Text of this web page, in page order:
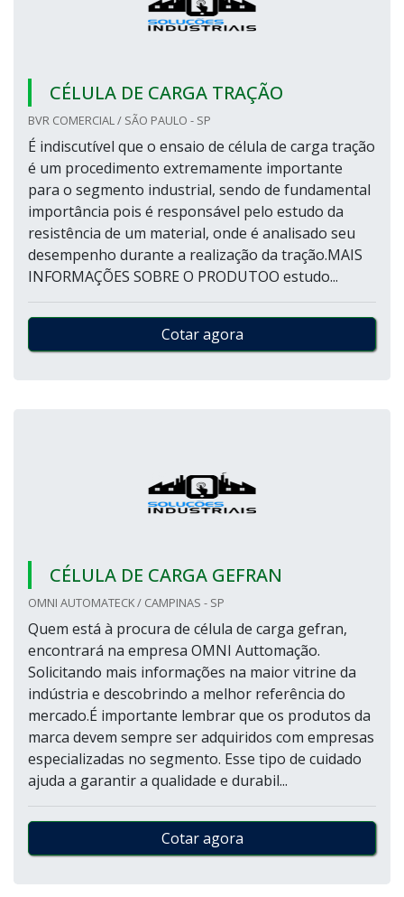
CÉLULA DE CARGA TRAÇÃO
BVR COMERCIAL / SÃO PAULO - SP
É indiscutível que o ensaio de célula de carga tração
é um procedimento extremamente importante
para o segmento industrial, sendo de fundamental
importância pois é responsável pelo estudo da
resistência de um material, onde é analisado seu
desempenho durante a realização da tração.MAIS
INFORMAÇÕES SOBRE O PRODUTOO estudo...
Cotar agora
CÉLULA DE CARGA GEFRAN
OMNI AUTOMATECK / CAMPINAS - SP
Quem está à procura de célula de carga gefran,
encontrará na empresa OMNI Auttomação.
Solicitando mais informações na maior vitrine da
indústria e descobrindo a melhor referência do
mercado.É importante lembrar que os produtos da
marca devem sempre ser adquiridos com empresas
especializadas no segmento. Esse tipo de cuidado
ajuda a garantir a qualidade e durabil...
Cotar agora